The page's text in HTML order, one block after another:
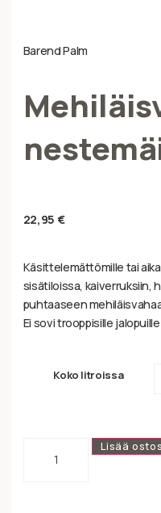
Barend Palm
22,95 €
Käsittelemättömille tai
sisätiloissa, kaiverruksiin,
puhtaaseen
Ei sovi trooppisille
Koko litroissa
Lisää